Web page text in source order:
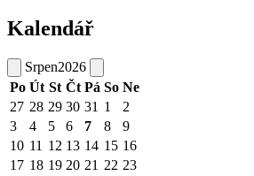
Kalendář
Srpen2026
Po Út St Čt Pá So Ne
27 28 29 30 31 1
2
3
4 5 6 7 8
9
10 11 12 13 14 15 16
17 18 19 20 21 22 23